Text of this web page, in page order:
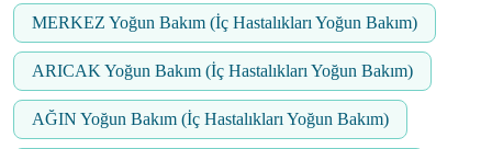
MERKEZ Yoğun Bakım (İç Hastalıkları Yoğun Bakım)
ARICAK Yoğun Bakım (İç Hastalıkları Yoğun Bakım)
AĞIN Yoğun Bakım (İç Hastalıkları Yoğun Bakım)